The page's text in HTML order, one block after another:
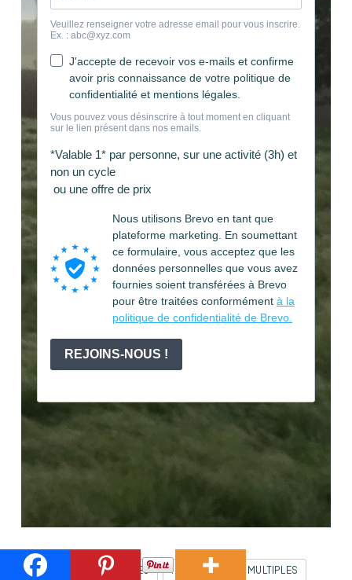
INTELLIGENCE MULTIPLES INTELLIGENCES MULTIPLES